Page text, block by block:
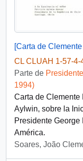
CL CLUAH 1-57-4-
Parte de
1994)
Carta de
Aylwin, sobre la
Presidente
América.
Soares, João